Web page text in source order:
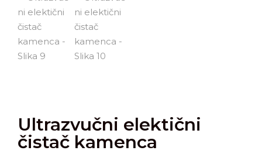
Ultrazvučni elektični
čistač kamenca